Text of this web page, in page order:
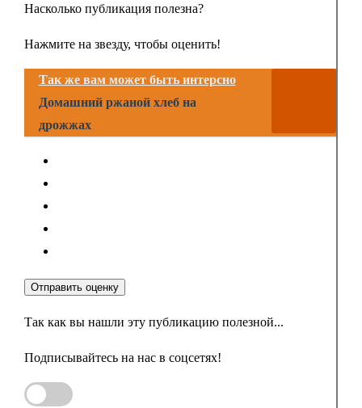
Насколько публикация полезна?
Нажмите на звезду, чтобы оценить!
Так же вам может быть интерсно
Домашний ржаной хлеб на
дрожжах
Отправить оценку
Так как вы нашли эту публикацию полезной...
Подписывайтесь на нас в соцсетях!